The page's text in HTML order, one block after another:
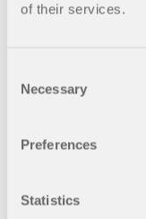
of their services.
Selection
Necessary
Preferences
Statistics
Productos